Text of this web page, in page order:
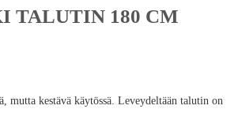
TALUTIN 180 CM
mutta kestävä käytössä. Leveydeltään talutin on